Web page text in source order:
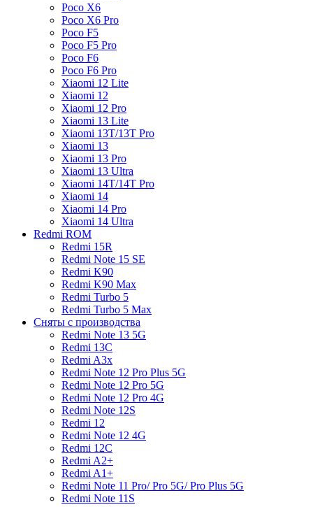
Poco X6
Poco X6 Pro
Poco F5
Poco F5 Pro
Poco F6
Poco F6 Pro
Xiaomi 12 Lite
Xiaomi 12
Xiaomi 12 Pro
Xiaomi 13 Lite
Xiaomi 13T/13T Pro
Xiaomi 13
Xiaomi 13 Pro
Xiaomi 13 Ultra
Xiaomi 14T/14T Pro
Xiaomi 14
Xiaomi 14 Pro
Xiaomi 14 Ultra
Redmi ROM
Redmi 15R
Redmi Note 15 SE
Redmi K90
Redmi K90 Max
Redmi Turbo 5
Redmi Turbo 5 Max
Сняты с производства
Redmi Note 13 5G
Redmi 13C
Redmi A3x
Redmi Note 12 Pro Plus 5G
Redmi Note 12 Pro 5G
Redmi Note 12 Pro 4G
Redmi Note 12S
Redmi 12
Redmi Note 12 4G
Redmi 12C
Redmi A2+
Redmi A1+
Redmi Note 11 Pro/ Pro 5G/ Pro Plus 5G
Redmi Note 11S